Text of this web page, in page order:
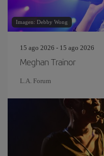
Imagen: Debby Wong
15 ago 2026 - 15 ago 2026
Meghan Trainor
L.A. Forum